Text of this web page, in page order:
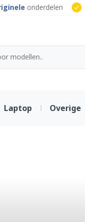
onderdelen
Laptop Overige